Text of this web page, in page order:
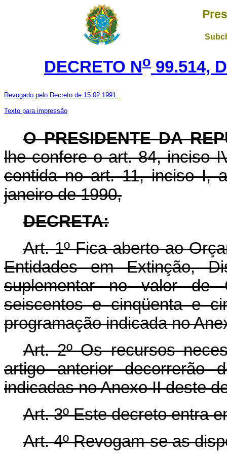
DECRETO No 99.514,
Revogado pelo Decreto de 15.02.1991.
Texto para impressão
O PRESIDENTE DA
lhe confere o art. 84, inciso
contida no art. 11, inciso I,
janeiro de 1990,
DECRETA:
Art.1º Fica aberto ao
Entidades em Extinção,
suplementar no valor de
seiscentos e cinqüenta e
programação indicada no
Art.2º Os recursos
artigo anterior decorrerão
indicadas no Anexo II deste
Art.3º Este decreto entra
Art.4º Revogam-se as